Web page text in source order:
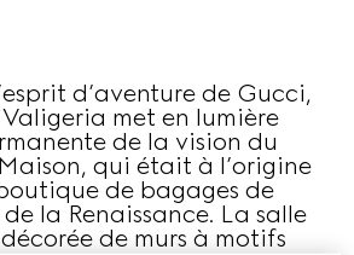
d’aventure de Gucci,
met en lumière
de la vision du
qui était à l’origine
de bagages de
la Renaissance. La salle
de murs à motifs